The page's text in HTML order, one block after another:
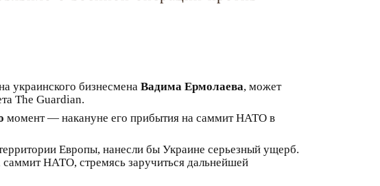
украинского бизнесмена Вадима Ермолаева, может
The Guardian.
момент — накануне его прибытия на саммит НАТО в
Европы, нанесли бы Украине серьезный ущерб.
НАТО, стремясь заручиться дальнейшей